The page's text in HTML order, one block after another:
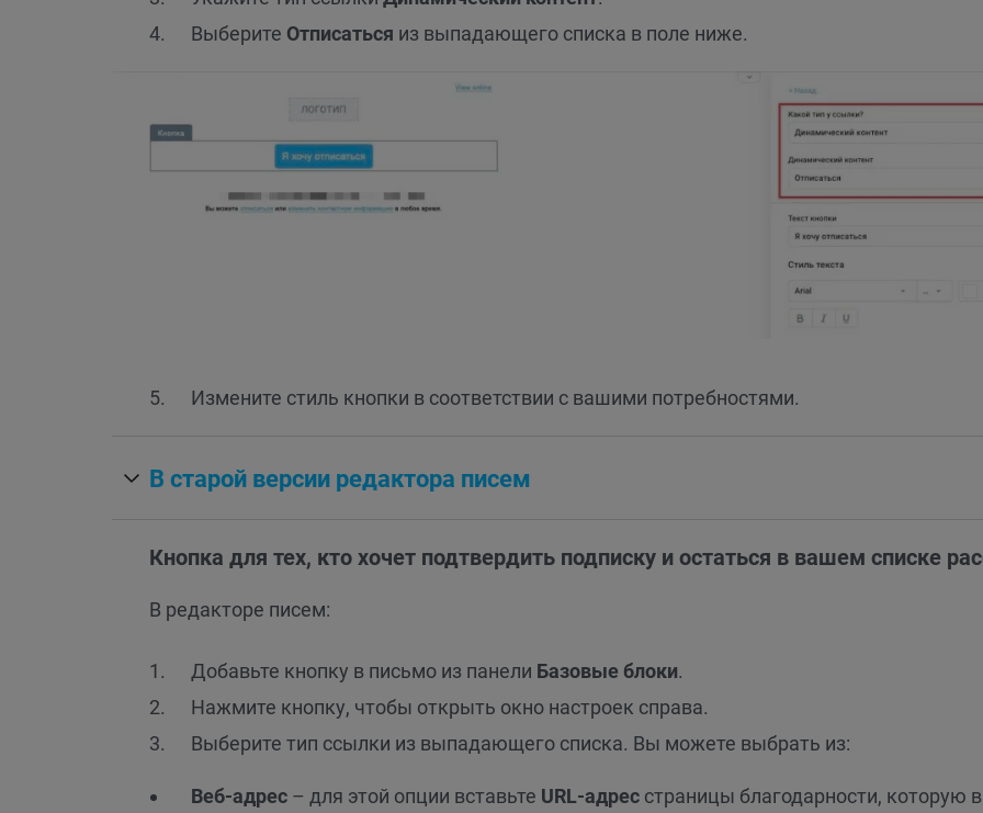
Выберите Отписаться из выпадающего списка в поле ниже.
Измените стиль кнопки в соответствии с вашими потребностями.
В старой версии редактора писем
Кнопка для тех, кто хочет подтвердить подписку и остаться в вашем списке
В редакторе писем:
Добавьте кнопку в письмо из панели Базовые блоки.
Нажмите кнопку, чтобы открыть окно настроек справа.
Выберите тип ссылки из выпадающего списка. Вы можете выбрать из:
Веб-адрес – для этой опции вставьте URL-адрес страницы благодарности, которую